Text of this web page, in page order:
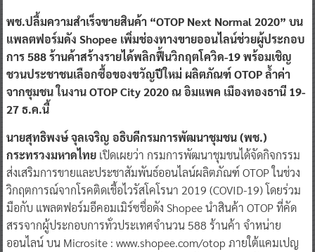
พช.ปลื้มความสำเร็จขายสินค้า “OTOP Next Normal 2020” บน
แพลตฟอร์มดัง Shopee เพิ่มช่องทางขายออนไลน์ช่วยผู้ประกอบ
การ 588 ร้านค้าสร้างรายได้พลิกฟื้นวิกฤตโควิด-19 พร้อมเชิญ
ชวนประชาชนเลือกซื้อของขวัญปีใหม่ ผลิตภัณฑ์ OTOP ล้ำค่า
จากชุมชน ในงาน OTOP City 2020 ณ อิมแพค เมืองทองธานี 19-
27 ธ.ค.นี้
นายสุทธิพงษ์ จุลเจริญ อธิบดีกรมการพัฒนาชุมชน (พช.)
กระทรวงมหาดไทยเปิดเผยว่า กรมการพัฒนาชุมชนได้จัดกิจกรรม
ส่งเสริมการขายและประชาสัมพันธ์ออนไลน์ผลิตภัณฑ์ OTOP ในช่วง
วิกฤตการณ์จากโรคติดเชื้อไวรัสโคโรนา 2019 (COVID-19) โดยร่วม
มือกับ แพลตฟอร์มอีคอมเมิร์ซชื่อดัง Shopee นำสินค้า OTOP ที่คัด
สรรจากผู้ประกอบการทั่วประเทศจำนวน 588 ร้านค้า จำหน่าย
ออนไลน์ บน Microsite : www.shopee.com/otop ภายใต้แคมเปญ